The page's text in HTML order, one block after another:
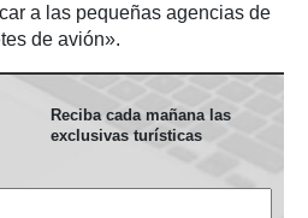
a las pequeñas agencias de
de avión».
Reciba cada mañana las
exclusivas turísticas